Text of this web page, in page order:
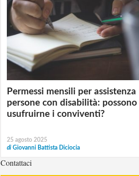
Permessi mensili per assistenza
persone con disabilità: possono
usufruirne i conviventi?
25 agosto 2025
di Giovanni Battista Diciocia
Contattaci